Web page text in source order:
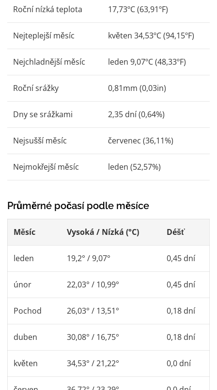
Roční nízká teplota 17,73ºC (63,91ºF)
Nejteplejší měsíc květen 34,53ºC (94,15ºF)
Nejchladnější měsíc leden 9,07ºC (48,33ºF)
Roční srážky 0,81mm (0,03in)
Dny se srážkami 2,35 dní (0,64%)
Nejsušší měsíc červenec (36,11%)
Nejmokřejší měsíc leden (52,57%)
Průměrné počasí podle měsíce
Měsíc Vysoká / Nízká (°C) Déšť
leden 19,2° / 9,07° 0,45 dní
únor 22,03° / 10,99° 0,45 dní
Pochod 26,03° / 13,51° 0,18 dní
duben 30,08° / 16,75° 0,18 dní
květen 34,53° / 21,22° 0,0 dní